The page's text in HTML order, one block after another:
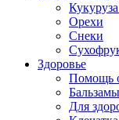
Орехи
Снеки
Здоровье
Помощь
Бальзамы
Для